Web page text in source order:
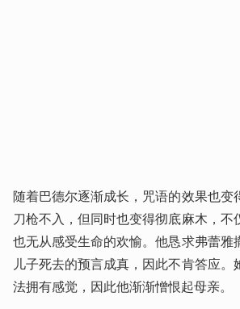
随着巴德尔逐渐成长，咒语的效果也变
刀枪不入，但同时也变得彻底麻木，不
也无从感受生命的欢愉。他恳求弗蕾雅
儿子死去的预言成真，因此不肯答应。
法拥有感觉，因此他渐渐憎恨起母亲。